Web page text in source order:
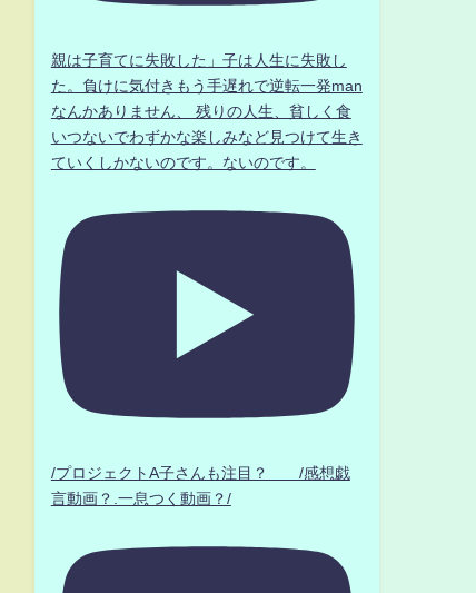
親は子育てに失敗した」子は人生に失敗し
た。負けに気付きもう手遅れで逆転一発man
なんかありません、 残りの人生、貧しく食
いつないでわずかな楽しみなど見つけて生き
ていくしかないのです。ないのです。
/プロジェクトA子さんも注目？ /感想戯
言動画？.一息つく動画？/